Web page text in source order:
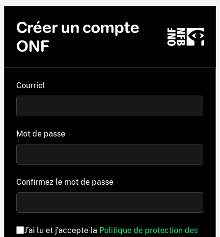
Créer un compte
ONF
Courriel
Mot de passe
Confirmez le mot de passe
J’ai lu et j’accepte la Politique de protection des